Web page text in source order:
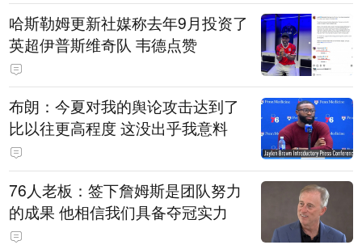
哈斯勒姆更新社媒称去年9月投资了
英超伊普斯维奇队 韦德点赞
布朗：今夏对我的舆论攻击达到了
比以往更高程度 这没出乎我意料
76人老板：签下詹姆斯是团队努力
的成果 他相信我们具备夺冠实力